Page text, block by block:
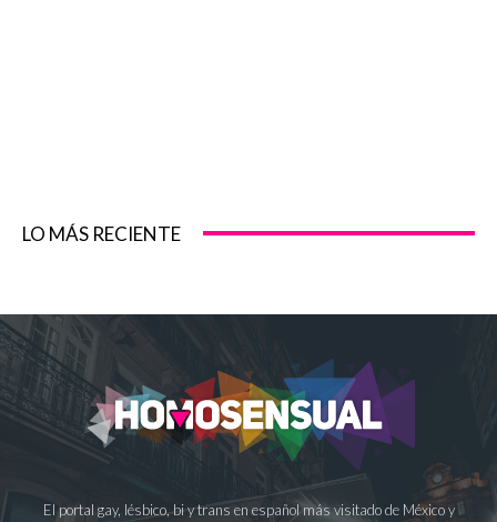
LO MÁS RECIENTE
El portal gay, lésbico, bi y trans en español más visitado de México y